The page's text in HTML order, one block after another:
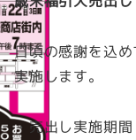
日頃の感謝を込
実施します。
・売出し実施期